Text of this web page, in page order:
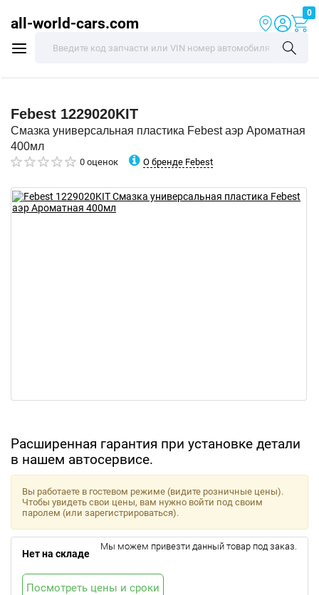
all-world-cars.com
0
Febest 1229020KIT
Смазка универсальная пластика Febest аэр Ароматная
400мл
0 оценок О бренде Febest
Расширенная гарантия при установке детали
в нашем автосервисе.
Вы работаете в гостевом режиме (видите розничные цены).
Чтобы увидеть свои цены, вам нужно войти под своим
паролем (или зарегистрироваться).
Нет на складе
Мы можем привезти данный товар под заказ.
Посмотреть цены и сроки